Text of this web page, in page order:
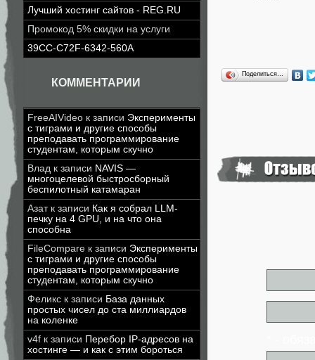
Лучший хостинг сайтов - REG.RU
Промокод 5% скидки на услуги
39CC-C72F-6342-560A
КОММЕНТАРИИ
FreeAIVideo к записи Эксперименты
с тиграми и другие способы
преподавать программирование
студентам, которым скучно
Влад к записи NAVIS —
многоцелевой быстросборный
беспилотный катамаран
Азатк записи Как я собрал LLM-
печку на 4 GPU, и на что она
способна
FileCompare к записи Эксперименты
с тиграми и другие способы
преподавать программирование
студентам, которым скучно
Феликс к записи База данных
простых чисел до ста миллиардов
на коленке
v4f к записи Перебор IP-адресов на
хостинге — и как с этим бороться
Поделиться…